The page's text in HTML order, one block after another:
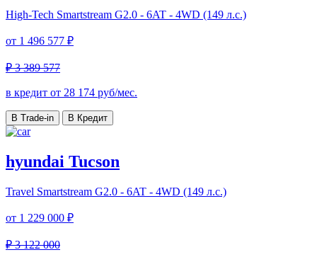
High-Tech Smartstream G2.0 - 6AT - 4WD (149 л.с.)
от 1 496 577 ₽
₽ 3 389 577
в кредит от 28 174 руб/мес.
В Trade-in В Кредит
hyundai Tucson
Travel Smartstream G2.0 - 6AT - 4WD (149 л.с.)
от 1 229 000 ₽
₽ 3 122 000